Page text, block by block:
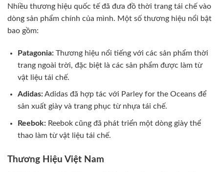
Nhiều thương hiệu quốc tế đã đưa đồ thời trang tái chế vào
dòng sản phẩm chính của mình. Một số thương hiệu nổi bật
bao gồm:
Patagonia:Thương hiệu nổi tiếng với các sản phẩm thời
trang ngoài trời, đặc biệt là các sản phẩm được làm từ
vật liệu tái chế.
Adidas:Adidas đã hợp tác với Parley for the Oceans để
sản xuất giày và trang phục từ nhựa tái chế.
Reebok:Reebok cũng đã phát triển một dòng giày thể
thao làm từ vật liệu tái chế.
Thương Hiệu Việt Nam